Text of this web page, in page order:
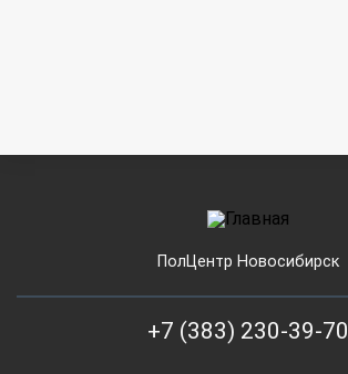
ПолЦентр Новосибирск
+7 (383) 230-39-70